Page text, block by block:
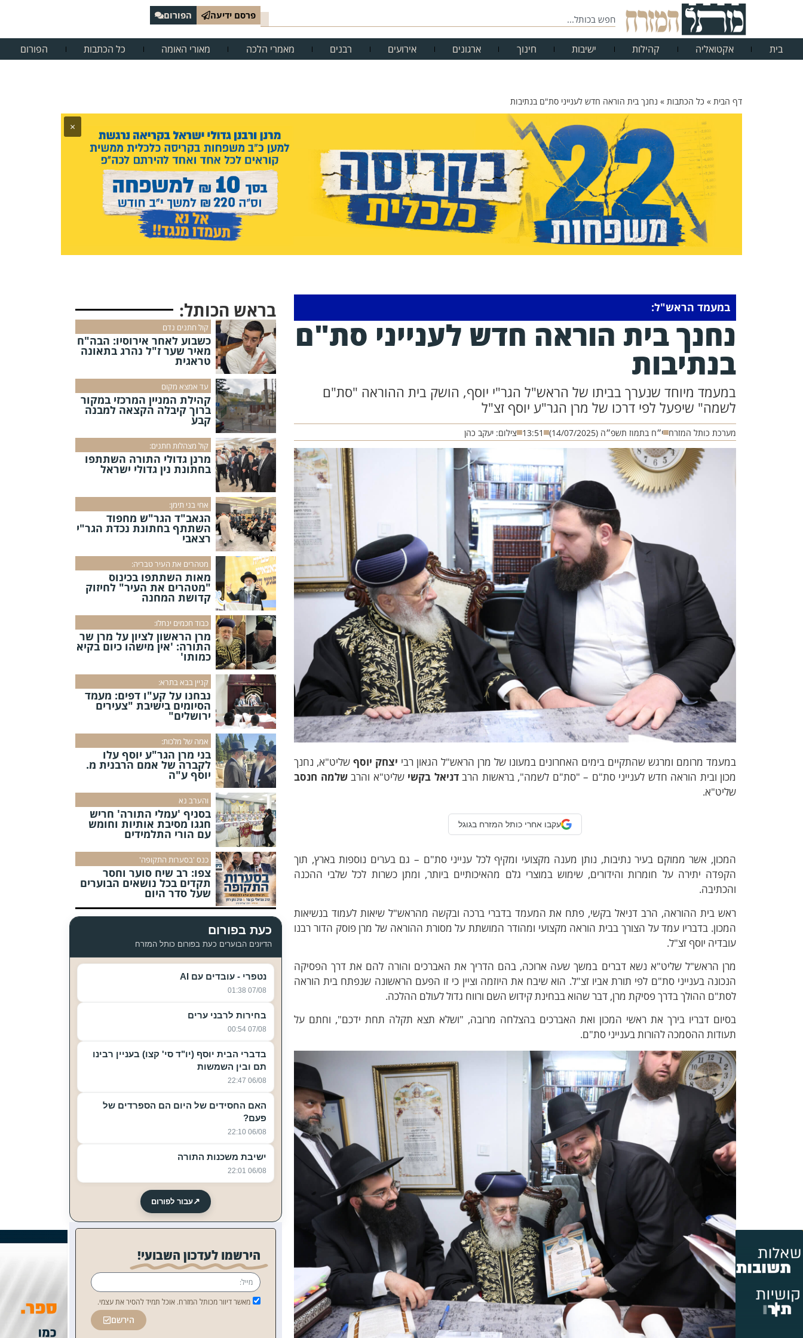
פרסם ידיעה הפורום
בית אקטואליה קהילות ישיבות חינוך ארגונים אירועים רבנים מאמרי הלכה מאורי האומה כל הכתבות הפורום
דף הבית » כל הכתבות » נחנך בית הוראה חדש לענייני סת"ם בנתיבות
×
במעמד הראש"ל:
נחנך בית הוראה חדש לענייני סת"ם
בנתיבות
במעמד מיוחד שנערך בביתו של הראש"ל הגר"י יוסף, הושק בית ההוראה "סת"ם
לשמה" שיפעל לפי דרכו של מרן הגר"ע יוסף זצ"ל
מערכת כותל המזרח י״ח בתמוז תשפ״ה (14/07/2025) 13:51 צילום: יעקב כהן
במעמד מרומם ומרגש שהתקיים בימים האחרונים במעונו של מרן הראש"ל הגאון רבי יצחק יוסףשליט"א, נחנך
מכון ובית הוראה חדש לענייני סת"ם – "סת"ם לשמה", בראשות הרבדניאל בקשי שליט"א והרבשלמה חנסב
שליט"א.
עקבו אחרי כותל המזרח בגוגל
המכון, אשר ממוקם בעיר נתיבות, נותן מענה מקצועי ומקיף לכל ענייני סת"ם – גם בערים נוספות בארץ, תוך
הקפדה יתירה על חומרות והידורים, שימוש במוצרי גלם מהאיכותיים ביותר, ומתן כשרות לכל שלבי ההכנה
והכתיבה.
ראש בית ההוראה, הרב דניאל בקשי, פתח את המעמד בדברי ברכה ובקשה מהראש"ל שיאות לעמוד בנשיאות
המכון. בדבריו עמד על הצורך בבית הוראה מקצועי ומהודר המושתת על מסורת ההוראה של מרן פוסק הדור רבנו
עובדיה יוסף זצ"ל.
מרן הראש"ל שליט"א נשא דברים במשך שעה ארוכה, בהם הדריך את האברכים והורה להם את דרך הפסיקה
הנכונה בענייני סת"ם לפי תורת אביו זצ"ל. הוא שיבח את היוזמה וציין כי זו הפעם הראשונה שנפתח בית הוראה
לסת"ם ההולך בדרך פסיקת מרן, דבר שהוא בבחינת קידוש השם ורווח גדול לעולם ההלכה.
בסיום דבריו בירך את ראשי המכון ואת האברכים בהצלחה מרובה, "ושלא תצא תקלה תחת ידכם", וחתם על
תעודות ההסמכה להורות בענייני סת"ם.
בראש הכותל:
קול חתנים נדם
כשבוע לאחר אירוסיו: הבה"ח
מאיר שער ז"ל נהרג בתאונה
טראגית
עד אמצא מקום
קהילת המניין המרכזי במקור
ברוך קיבלה הקצאה למבנה
קבע
קול מצהלות חתנים:
מרנן גדולי התורה השתתפו
בחתונת נין גדולי ישראל
אחי בני תימן:
הגאב"ד הגר"ש מחפוד
השתתף בחתונת נכדת הגר"י
רצאבי
מטהרים את העיר טבריה:
מאות השתתפו בכינוס
"מטהרים את העיר" לחיזוק
קדושת המחנה
כבוד חכמים ינחלו:
מרן הראשון לציון על מרן שר
התורה: 'אין מישהו כיום בקיא
כמותו'
קניין בבא בתרא:
נבחנו על קע"ו דפים: מעמד
הסיומים בישיבת "צעירים
ירושלים"
אמה של מלכות:
בני מרן הגר"ע יוסף עלו
לקברה של אמם הרבנית מ.
יוסף ע"ה
והערב נא
בסניף 'עמלי התורה' חריש
חגגו מסיבת אותיות וחומש
עם הורי התלמידים
כנס 'בסערות התקופה'
צפו: רב שיח סוער וחסר
תקדים בכל נושאים הבוערים
שעל סדר היום
כעת בפורום
הדיונים הבוערים כעת בפורום כותל המזרח
נטפרי - עובדים עם AI
07/08 01:38
בחירות לרבני ערים
07/08 00:54
בדברי הבית יוסף (יו"ד סי' קצו) בעניין רבינו
תם ובין השמשות
06/08 22:47
האם החסידים של היום הם הספרדים של
פעם?
06/08 22:10
ישיבת משכנות התורה
06/08 22:01
↗עבור לפורום
הירשמו לעדכון השבועי!
מאשר דיוור מכותל המזרח. אוכל תמיד להסיר את עצמי.
הירשם